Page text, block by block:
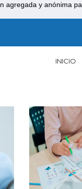
agregada y anónima
INICIO